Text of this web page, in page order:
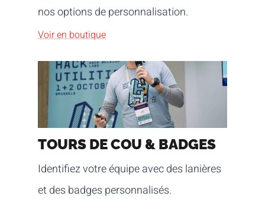
nos options de personnalisation.
Voir en boutique
TOURS DE COU & BADGES
Identifiez votre équipe avec des lanières
et des badges personnalisés.